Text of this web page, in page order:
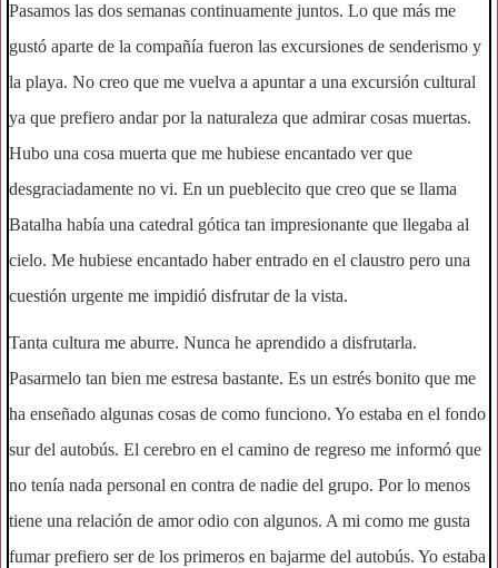
Pasamos las dos semanas continuamente juntos. Lo que más me
gustó aparte de la compañía fueron las excursiones de senderismo y
la playa. No creo que me vuelva a apuntar a una excursión cultural
ya que prefiero andar por la naturaleza que admirar cosas muertas.
Hubo una cosa muerta que me hubiese encantado ver que
desgraciadamente no vi. En un pueblecito que creo que se llama
Batalha había una catedral gótica tan impresionante que llegaba al
cielo. Me hubiese encantado haber entrado en el claustro pero una
cuestión urgente me impidió disfrutar de la vista.
Tanta cultura me aburre. Nunca he aprendido a disfrutarla.
Pasarmelo tan bien me estresa bastante. Es un estrés bonito que me
ha enseñado algunas cosas de como funciono. Yo estaba en el fondo
sur del autobús. El cerebro en el camino de regreso me informó que
no tenía nada personal en contra de nadie del grupo. Por lo menos
tiene una relación de amor odio con algunos. A mi como me gusta
fumar prefiero ser de los primeros en bajarme del autobús. Yo estaba